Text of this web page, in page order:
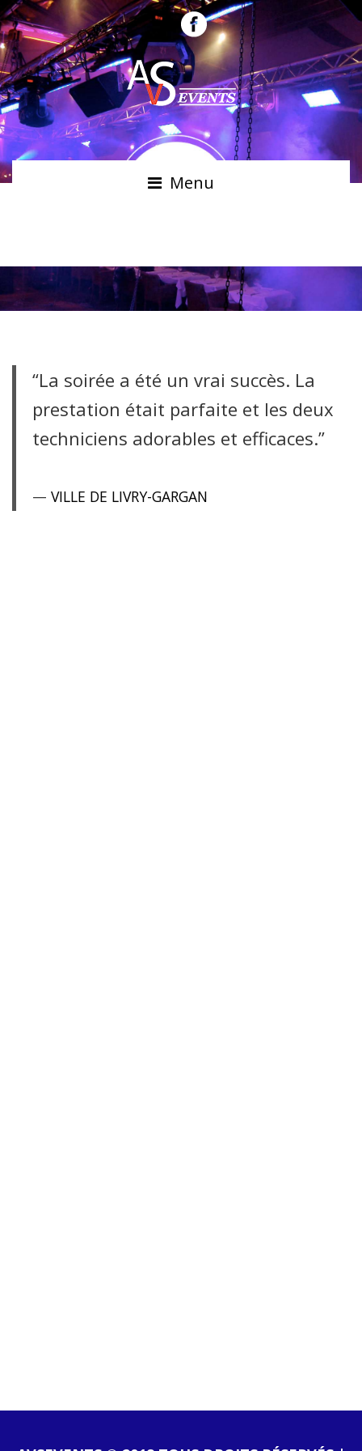
Menu
“La soirée a été un vrai succès. La
prestation était parfaite et les deux
techniciens adorables et efficaces.”
VILLE DE LIVRY-GARGAN